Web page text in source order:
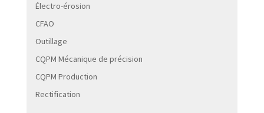
Électro-érosion
CFAO
Outillage
CQPM Mécanique de précision
CQPM Production
Rectification